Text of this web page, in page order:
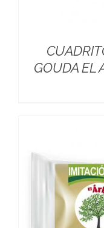
GOUDA EL